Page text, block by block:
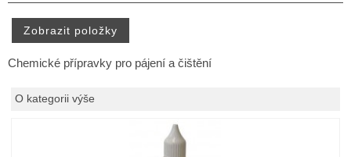
Chemické přípravky pro pájení a čištění
O kategorii výše